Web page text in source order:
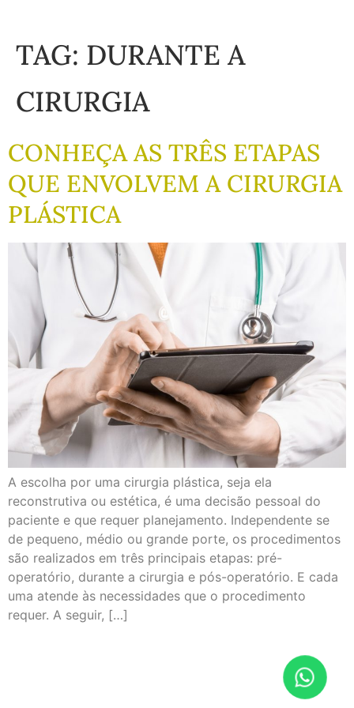
TAG: DURANTE A
CIRURGIA
CONHEÇA AS TRÊS ETAPAS
QUE ENVOLVEM A CIRURGIA
PLÁSTICA
A escolha por uma cirurgia plástica, seja ela
reconstrutiva ou estética, é uma decisão pessoal do
paciente e que requer planejamento. Independente se
de pequeno, médio ou grande porte, os procedimentos
são realizados em três principais etapas: pré-
operatório, durante a cirurgia e pós-operatório. E cada
uma atende às necessidades que o procedimento
requer. A seguir, […]